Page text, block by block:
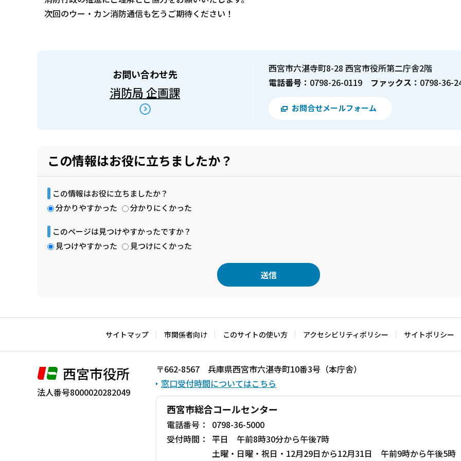
次回のウー・カン消防通信も乞うご期待ください！
お問い合わせ先
消防局 企画課
西宮市六湛寺町8-28 西宮市役所第二庁舎2階
電話番号： 0798-26-0119 ファックス： 0798-36-
お問合せメールフォーム
この情報はお役に立ちましたか？
この情報はお役に立ちましたか？
分かりやすかった
分かりにくかった
このページは見つけやすかったですか？
見つけやすかった
見つけにくかった
文
で
サイトマップ 市関係者向け このサイトの使い方 アクセシビリティポリシー サイトポリシー
西宮市役所
法人番号8000020282049
〒662-8567 兵庫県西宮市六湛寺町10番3号（本庁舎）
窓口受付時間についてはこちら
西宮市総合コールセンター
電話番号：
0798-36-5000
受付時間： 平日 午前8時30分から午後7時
土曜・日曜・祝日・12月29日から12月31日 午前9時から午後5時